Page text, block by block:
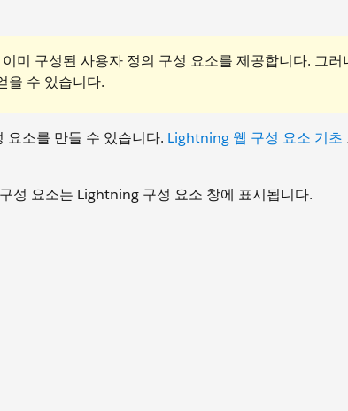
미 구성된 사용자 정의 구성 요소를 제공합니다. 그러
을 수 있습니다.
소를 만들 수 있습니다. Lightning 웹 구성 요소 기초
성 요소는 Lightning 구성 요소 창에 표시됩니다.